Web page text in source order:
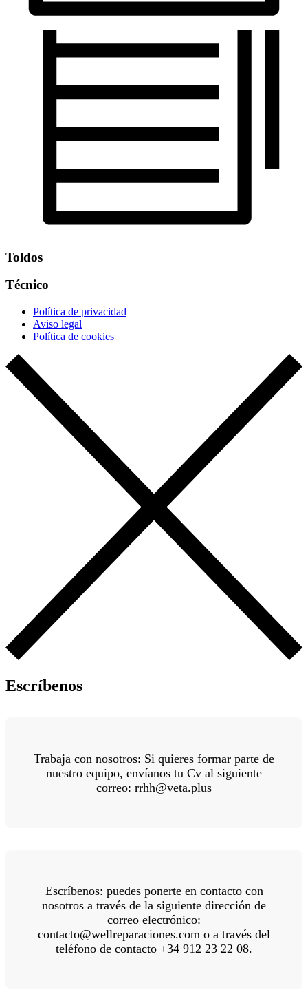
Toldos
Técnico
Política de privacidad
Aviso legal
Política de cookies
Escríbenos
Trabaja con nosotros: Si quieres formar parte de
nuestro equipo, envíanos tu Cv al siguiente
correo: rrhh@veta.plus
Escríbenos: puedes ponerte en contacto con
nosotros a través de la siguiente dirección de
correo electrónico:
contacto@wellreparaciones.com o a través del
teléfono de contacto +34 912 23 22 08.